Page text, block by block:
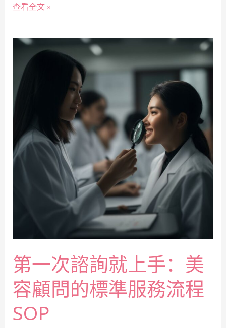
查看全文 »
第一次諮詢就上手：美
容顧問的標準服務流程
SOP